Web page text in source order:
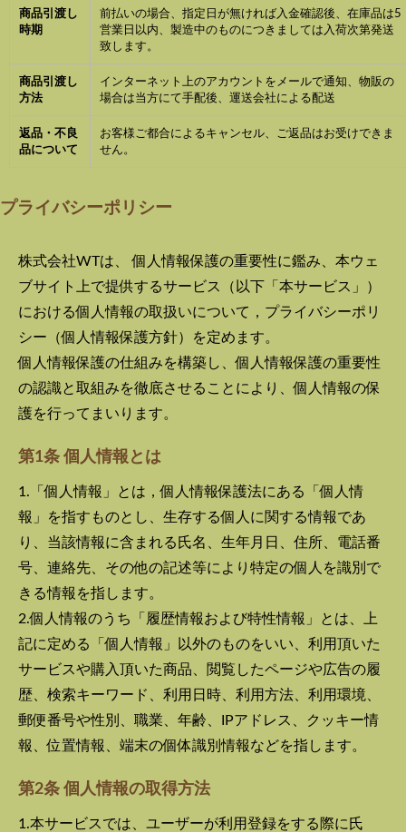
商品引渡し
時期
前払いの場合、指定日が無ければ入金確認後、在庫品は5
営業日以内、製造中のものにつきましては入荷次第発送
致します。
商品引渡し
方法
インターネット上のアカウントをメールで通知、物販の
場合は当方にて手配後、運送会社による配送
返品・不良
品について
お客様ご都合によるキャンセル、ご返品はお受けできま
せん。
プライバシーポリシー
株式会社WTは、 個人情報保護の重要性に鑑み、本ウェ
ブサイト上で提供するサービス（以下「本サービス」）
における個人情報の取扱いについて，プライバシーポリ
シー（個人情報保護方針）を定めます。
個人情報保護の仕組みを構築し、個人情報保護の重要性
の認識と取組みを徹底させることにより、個人情報の保
護を行ってまいります。
第1条 個人情報とは
1.「個人情報」とは，個人情報保護法にある「個人情
報」を指すものとし、生存する個人に関する情報であ
り、当該情報に含まれる氏名、生年月日、住所、電話番
号、連絡先、その他の記述等により特定の個人を識別で
きる情報を指します。
2.個人情報のうち「履歴情報および特性情報」とは、上
記に定める「個人情報」以外のものをいい、利用頂いた
サービスや購入頂いた商品、閲覧したページや広告の履
歴、検索キーワード、利用日時、利用方法、利用環境、
郵便番号や性別、職業、年齢、IPアドレス、クッキー情
報、位置情報、端末の個体識別情報などを指します。
第2条 個人情報の取得方法
1.本サービスでは、ユーザーが利用登録をする際に氏